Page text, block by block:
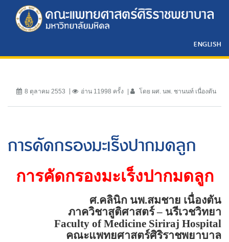
ENGLISH
8 ตุลาคม 2553 อ่าน 11998 ครั้ง โดย ผศ. นพ. ชานนท์ เนื่องตัน
การคัดกรองมะเร็งปากมดลูก
การคัดกรองมะเร็งปากมดลูก
ศ.คลินิก นพ.สมชาย เนื่องตัน
ภาควิชาสูติศาสตร์– นรีเวชวิทยา
Faculty ofMedicine Siriraj Hospital
คณะแพทยศาสตร์ศิริราชพยาบาล